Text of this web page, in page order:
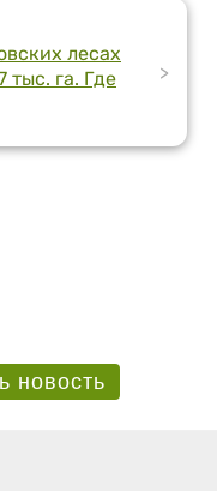
лесах
тыс. га. Где
>
новость